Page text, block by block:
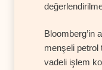
Bloomberg’in
menşeli petrol
vadeli işlem